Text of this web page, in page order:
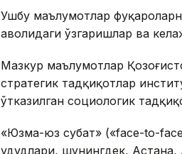
Ушбу маълумотлар
аҳволидаги ўзгаришлар ва
Мазкур маълумотлар
стратегик тадқиқотлар
ўтказилган социологик
«Юзма-юз суҳбат» («face-to-
ҳудудлари, шунингдек,